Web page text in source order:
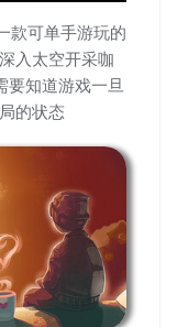
款可单手游玩的
入太空开采咖
知道游戏一旦
的状态